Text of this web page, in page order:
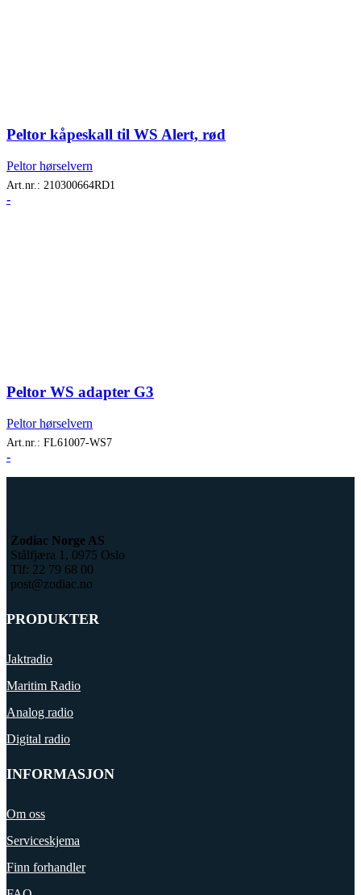
Peltor kåpeskall til WS Alert, rød
Peltor hørselvern
Art.nr.: 210300664RD1
-
Peltor WS adapter G3
Peltor hørselvern
Art.nr.: FL61007-WS7
-
Zodiac Norge AS
Stålfjæra 1, 0975 Oslo
Tlf: 22 79 68 00
post@zodiac.no
PRODUKTER
Jaktradio
Maritim Radio
Analog radio
Digital radio
INFORMASJON
Om oss
Serviceskjema
Finn forhandler